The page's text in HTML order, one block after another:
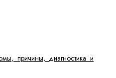
причины, диагностика и